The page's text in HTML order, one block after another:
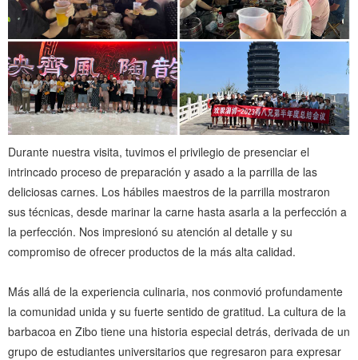
Durante nuestra visita, tuvimos el privilegio de presenciar el
intrincado proceso de preparación y asado a la parrilla de las
deliciosas carnes. Los hábiles maestros de la parrilla mostraron
sus técnicas, desde marinar la carne hasta asarla a la perfección a
la perfección. Nos impresionó su atención al detalle y su
compromiso de ofrecer productos de la más alta calidad.
Más allá de la experiencia culinaria, nos conmovió profundamente
la comunidad unida y su fuerte sentido de gratitud. La cultura de la
barbacoa en Zibo tiene una historia especial detrás, derivada de un
grupo de estudiantes universitarios que regresaron para expresar